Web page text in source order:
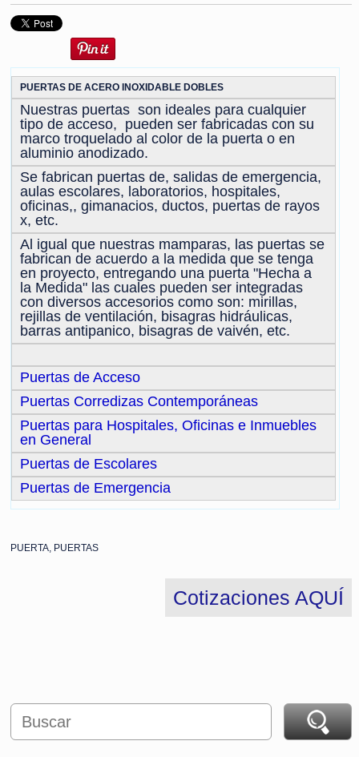
PUERTAS DE ACERO INOXIDABLE DOBLES
Nuestras puertas son ideales para cualquier
tipo de acceso, pueden ser fabricadas con su
marco troquelado al color de la puerta o en
aluminio anodizado.
Se fabrican puertas de, salidas de emergencia,
aulas escolares, laboratorios, hospitales,
oficinas,, gimanacios, ductos, puertas de rayos
x, etc.
Al igual que nuestras mamparas, las puertas se
fabrican de acuerdo a la medida que se tenga
en proyecto, entregando una puerta "Hecha a
la Medida" las cuales pueden ser integradas
con diversos accesorios como son: mirillas,
rejillas de ventilación, bisagras hidráulicas,
barras antipanico, bisagras de vaivén, etc.
Puertas de Acceso
Puertas Corredizas Contemporáneas
Puertas para Hospitales, Oficinas e Inmuebles
en General
Puertas de Escolares
Puertas de Emergencia
PUERTA, PUERTAS
Cotizaciones AQUÍ